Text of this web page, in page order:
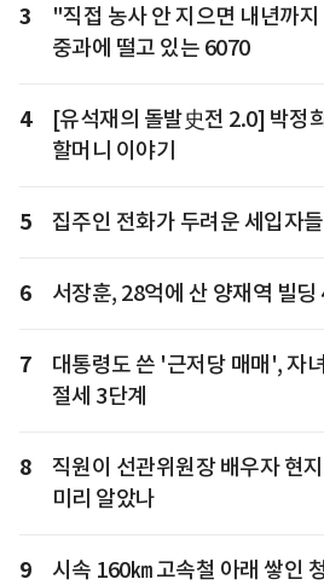
3
"직접 농사 안 지으면 내년까
중과에 떨고 있는 6070
4
[유석재의 돌발史전 2.0] 박정
할머니 이야기
5 집주인 전화가 두려운 세입자들
6 서장훈, 28억에 산 양재역 빌
7
대통령도 쓴 '근저당 매매', 자
절세 3단계
8
직원이 선관위원장 배우자 현
미리 알았나
9
시속 160㎞ 고속철 아래 쌓인